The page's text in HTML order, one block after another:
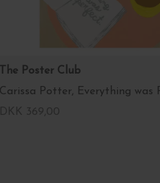
The Poster Club